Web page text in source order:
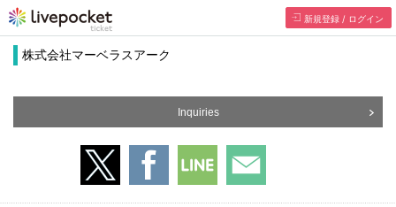
新規登録 / ログイン
株式会社マーベラスアーク
Inquiries